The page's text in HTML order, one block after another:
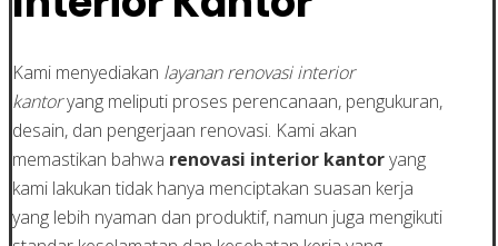
Kami menyediakan layanan renovasi interior
kantoryang meliputi proses perencanaan, pengukuran,
desain, dan pengerjaan renovasi. Kami akan
memastikan bahwa renovasi interior kantoryang
kami lakukan tidak hanya menciptakan suasan kerja
yang lebih nyaman dan produktif, namun juga mengikuti